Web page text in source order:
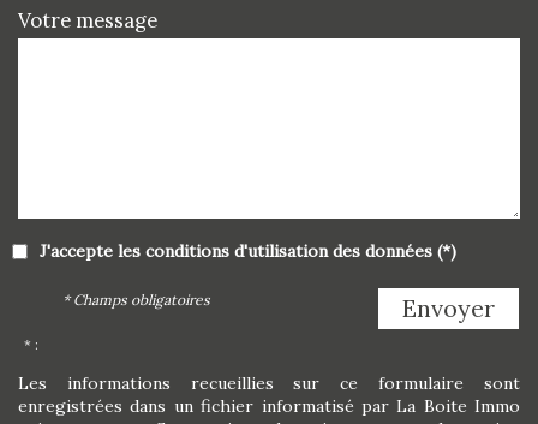
Votre message
J'accepte les conditions d'utilisation des données (*)
Envoyer
* Champs obligatoires
* :
Les informations recueillies sur ce formulaire sont
enregistrées dans un fichier informatisé par La Boite Immo